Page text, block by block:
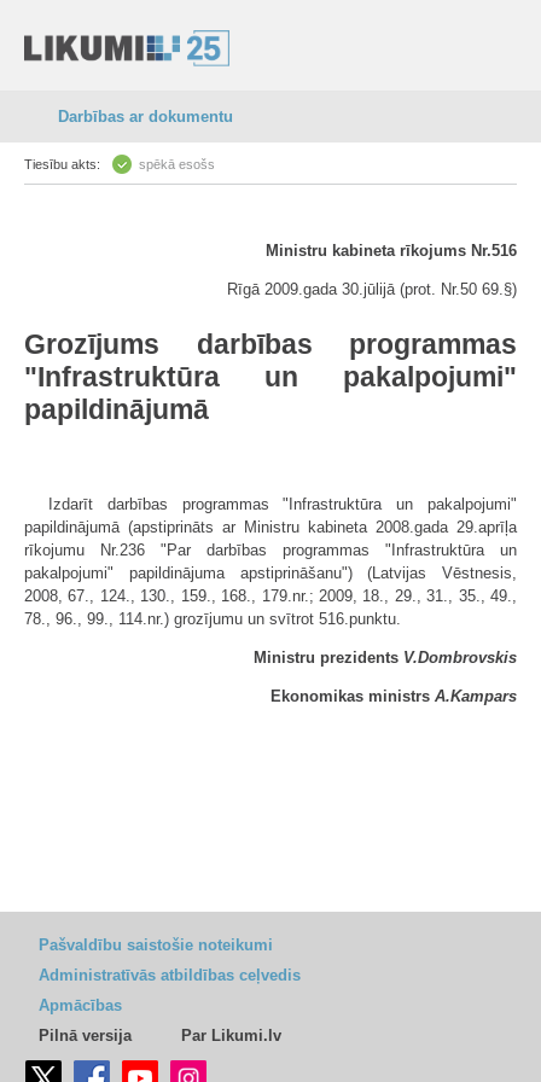
Darbības ar dokumentu
Tiesību akts: spēkā esošs
Ministru kabineta rīkojums Nr.516
Rīgā 2009.gada 30.jūlijā (prot. Nr.50 69.§)
Grozījums darbības programmas
"Infrastruktūra un pakalpojumi"
papildinājumā
Izdarīt darbības programmas "Infrastruktūra un pakalpojumi"
papildinājumā (apstiprināts ar Ministru kabineta 2008.gada 29.aprīļa
rīkojumu Nr.236 "Par darbības programmas "Infrastruktūra un
pakalpojumi" papildinājuma apstiprināšanu") (Latvijas Vēstnesis,
2008, 67., 124., 130., 159., 168., 179.nr.; 2009, 18., 29., 31., 35., 49.,
78., 96., 99., 114.nr.) grozījumu un svītrot 516.punktu.
Ministru prezidents V.Dombrovskis
Ekonomikas ministrs A.Kampars
Pašvaldību saistošie noteikumi
Administratīvās atbildības ceļvedis
Apmācības
Pilnā versija
Par Likumi.lv